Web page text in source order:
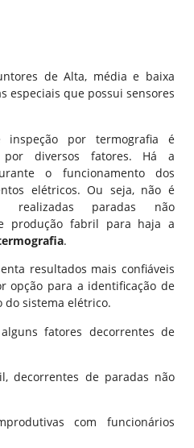
de Alta, média e baixa
especiais que possui sensores
por termografia é
por diversos fatores. Há a
o funcionamento dos
elétricos. Ou seja, não é
realizadas paradas não
produção fabril para haja a
.
resultados mais confiáveis
opção para a identificação de
do sistema elétrico.
fatores decorrentes de
decorrentes de paradas não
com funcionários